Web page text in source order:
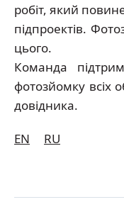
робіт, який
підпроектів.
цього.
Команда
фотозйомку всіх
довідника.
EN RU